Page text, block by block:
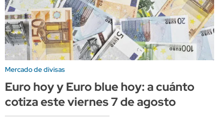
Mercado de divisas
Euro hoy y Euro blue hoy: a cuánto
cotiza este viernes 7 de agosto